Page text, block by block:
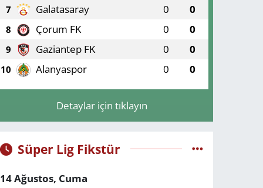
7 Galatasaray 0 0
8 Çorum FK 0 0
9 Gaziantep FK 0 0
10 Alanyaspor 0 0
Detaylar için tıklayın
Süper Lig Fikstür
14 Ağustos, Cuma